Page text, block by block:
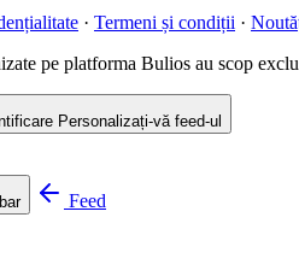
· Termeni și condiții ·
pe platforma Bulios au scop
Personalizați-vă feed-ul
Feed